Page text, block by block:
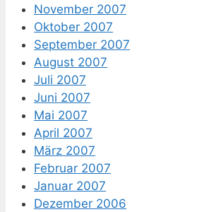
November 2007
Oktober 2007
September 2007
August 2007
Juli 2007
Juni 2007
Mai 2007
April 2007
März 2007
Februar 2007
Januar 2007
Dezember 2006